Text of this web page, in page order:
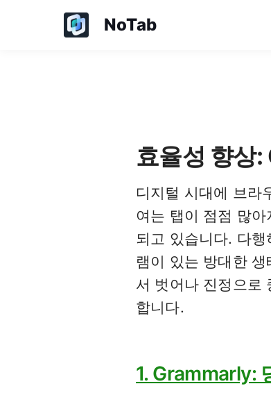
NoTab
효율성 향상
디지털 시대에 브라
여는 탭이 점점 많
되고 있습니다. 다
램이 있는 방대한
서 벗어나 진정으로
합니다.
1. Grammarly: